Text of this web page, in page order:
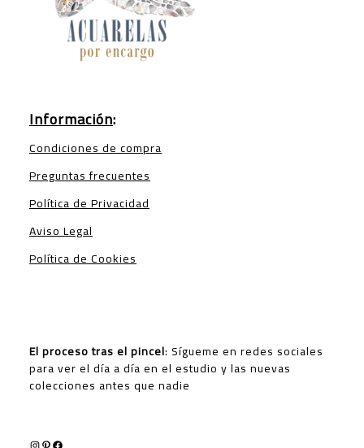
Información:
Condiciones de compra
Preguntas frecuentes
Política de Privacidad
Aviso Legal
Política de Cookies
El proceso tras el pincel: Sígueme en redes sociales
para ver el día a día en el estudio y las nuevas
colecciones antes que nadie